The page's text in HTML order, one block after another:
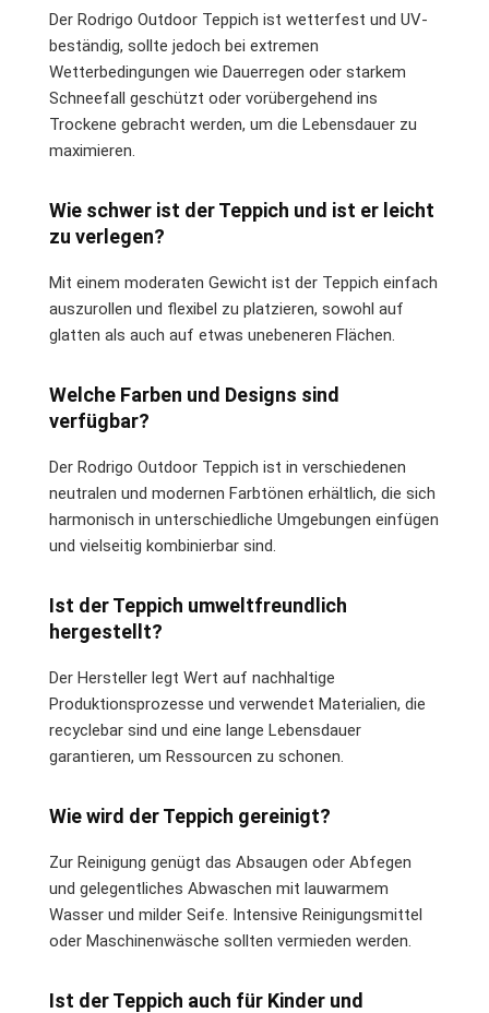
Der Rodrigo Outdoor Teppich ist wetterfest und UV-
beständig, sollte jedoch bei extremen
Wetterbedingungen wie Dauerregen oder starkem
Schneefall geschützt oder vorübergehend ins
Trockene gebracht werden, um die Lebensdauer zu
maximieren.
Wie schwer ist der Teppich und ist er leicht
zu verlegen?
Mit einem moderaten Gewicht ist der Teppich einfach
auszurollen und flexibel zu platzieren, sowohl auf
glatten als auch auf etwas unebeneren Flächen.
Welche Farben und Designs sind
verfügbar?
Der Rodrigo Outdoor Teppich ist in verschiedenen
neutralen und modernen Farbtönen erhältlich, die sich
harmonisch in unterschiedliche Umgebungen einfügen
und vielseitig kombinierbar sind.
Ist der Teppich umweltfreundlich
hergestellt?
Der Hersteller legt Wert auf nachhaltige
Produktionsprozesse und verwendet Materialien, die
recyclebar sind und eine lange Lebensdauer
garantieren, um Ressourcen zu schonen.
Wie wird der Teppich gereinigt?
Zur Reinigung genügt das Absaugen oder Abfegen
und gelegentliches Abwaschen mit lauwarmem
Wasser und milder Seife. Intensive Reinigungsmittel
oder Maschinenwäsche sollten vermieden werden.
Ist der Teppich auch für Kinder und